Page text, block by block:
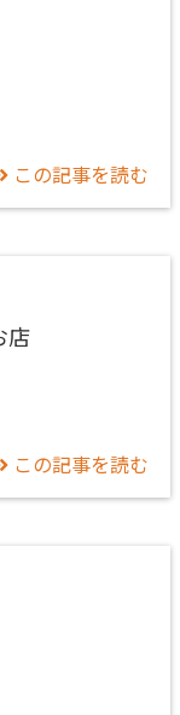
この記事を読む
店
この記事を読む